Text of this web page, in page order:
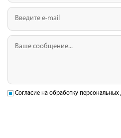
Согласие на обработку